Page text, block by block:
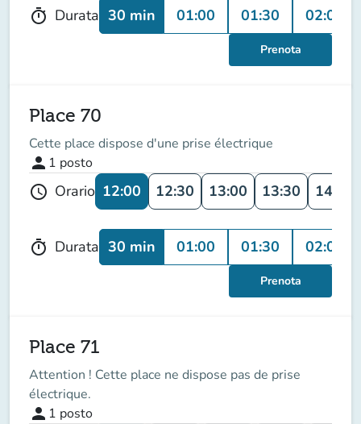
timer Durata 30 min 01:00 01:30 02:00
Prenota
Place 70
Cette place dispose d'une prise électrique
person 1 posto
schedule Orario 12:00 12:30 13:00 13:30 14:00
timer Durata 30 min 01:00 01:30 02:00
Prenota
Place 71
Attention ! Cette place ne dispose pas de prise
électrique.
person 1 posto